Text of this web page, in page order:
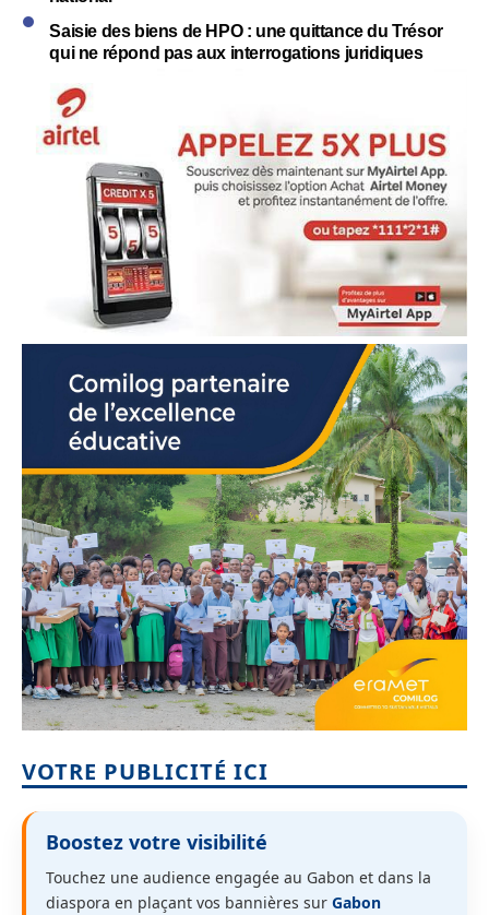
Saisie des biens de HPO : une quittance du Trésor
qui ne répond pas aux interrogations juridiques
VOTRE PUBLICITÉ ICI
Boostez votre visibilité
Touchez une audience engagée au Gabon et dans la
diaspora en plaçant vos bannières sur Gabon